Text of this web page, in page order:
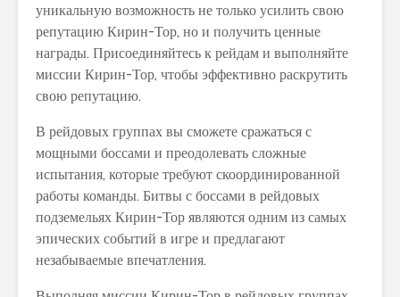
уникальную возможность не только усилить свою
репутацию Кирин-Тор, но и получить ценные
награды. Присоединяйтесь к рейдам и выполняйте
миссии Кирин-Тор, чтобы эффективно раскрутить
свою репутацию.
В рейдовых группах вы сможете сражаться с
мощными боссами и преодолевать сложные
испытания, которые требуют скоординированной
работы команды. Битвы с боссами в рейдовых
подземельях Кирин-Тор являются одним из самых
эпических событий в игре и предлагают
незабываемые впечатления.